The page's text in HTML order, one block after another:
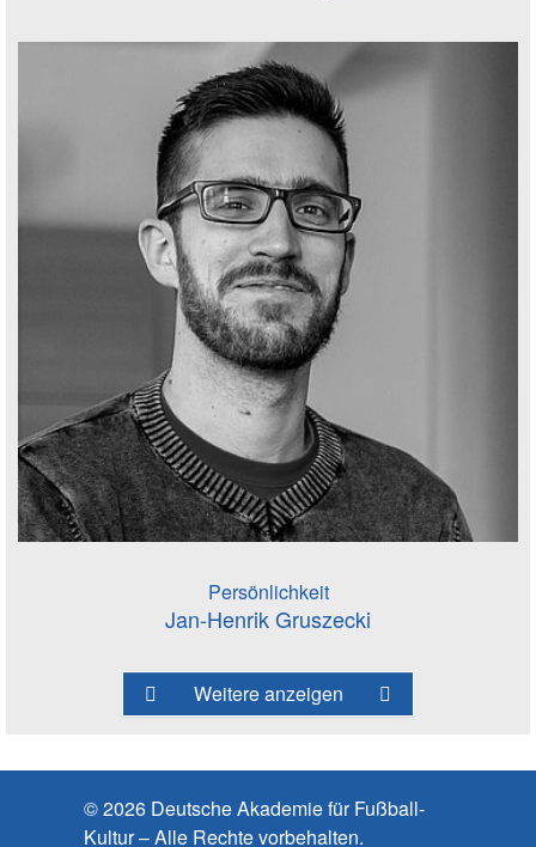
Persönlichkeit
Jan-Henrik Gruszecki
Weitere anzeigen
© 2026 Deutsche Akademie für Fußball-
Kultur – Alle Rechte vorbehalten.